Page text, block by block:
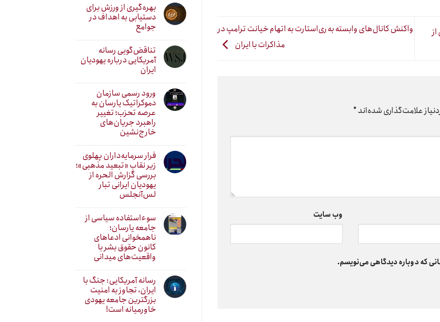
واکنش کانال‌های وابسته به ری‌استارت به اتهام خیانت ترامپ در
مذاکرات با ایران
علامت‌گذاری شده‌اند*
وب‌ سایت
که دوباره دیدگاهی می‌نویسم.
بهره‌گیری از ورزش برای
دستیابی به اهداف در
جوامع
تناقض‌گویی رسانه
آمریکایی درباره یهودیان
ایران
ورود رسمی سازمان
دموکراتیک یارسان به
عرصه تحزب؛ تغییر
راهبرد جریان‌های
خارج‌نشین
فرار سرمایه‌داران پهلوی
زیر نقابِ «تبعید مذهبی»؛
بررسی گزارش الحره از
یهودیان ایرانی تبار
لس‌آنجلس
سوءاستفاده سیاسی از
جامعه یارسان؛
ناهمخوانی ادعاهای
کانون حقوق بشر با
واقعیت‌های میدانی
رسانه آمریکایی: جنگ با
ایران، تجاوز به امنیت
بزرگترین جامعه یهودی
خاورمیانه است!